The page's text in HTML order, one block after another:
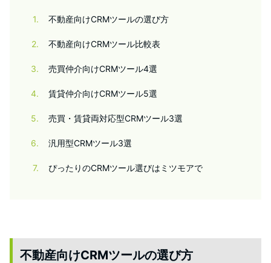
1 不動産向けCRMツールの選び方
2 不動産向けCRMツール比較表
3 売買仲介向けCRMツール4選
4 賃貸仲介向けCRMツール5選
5 売買・賃貸両対応型CRMツール3選
6 汎用型CRMツール3選
7 ぴったりのCRMツール選びはミツモアで
不動産向けCRMツールの選び方